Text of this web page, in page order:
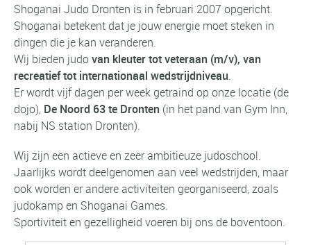
Shoganai Judo Dronten is in februari 2007 opgericht.
Shoganai betekent dat je jouw energie moet steken in
dingen die je kan veranderen.
Wij bieden judovan kleuter tot veteraan (m/v), van
recreatief tot internationaal wedstrijdniveau.
Er wordt vijf dagen per week getraind op onze locatie (de
dojo), De Noord 63 te Dronten (in het pand van Gym Inn,
nabij NS station Dronten).
Wij zijn een actieve en zeer ambitieuze judoschool.
Jaarlijks wordt deelgenomen aan veel wedstrijden, maar
ook worden er andere activiteiten georganiseerd, zoals
judokamp en Shoganai Games.
Sportiviteit en gezelligheid voeren bij ons de boventoon.